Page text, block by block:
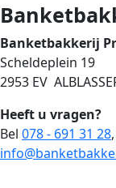
Banketbakkerij
Scheldeplein 19
2953 EV
Heeft u vragen?
Bel 078 - 691 31 28